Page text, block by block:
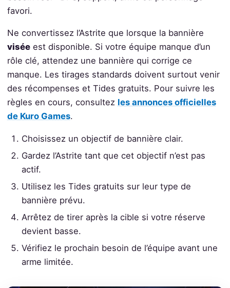
favori.
Ne convertissez l’Astrite que lorsque la bannière
viséeest disponible. Si votre équipe manque d’un
rôle clé, attendez une bannière qui corrige ce
manque. Les tirages standards doivent surtout venir
des récompenses et Tides gratuits. Pour suivre les
règles en cours, consultez les annonces officielles
de Kuro Games.
Choisissez un objectif de bannière clair.
Gardez l’Astrite tant que cet objectif n’est pas
actif.
Utilisez les Tides gratuits sur leur type de
bannière prévu.
Arrêtez de tirer après la cible si votre réserve
devient basse.
Vérifiez le prochain besoin de l’équipe avant une
arme limitée.